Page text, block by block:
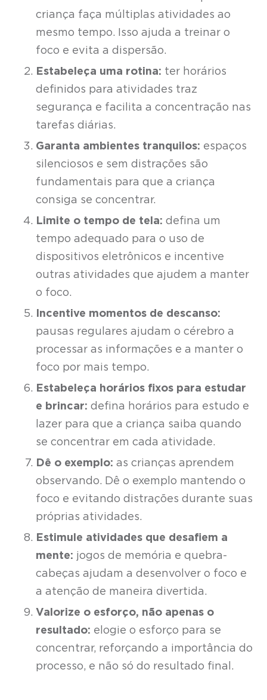
criança faça múltiplas atividades ao
mesmo tempo. Isso ajuda a treinar o
foco e evita a dispersão.
Estabeleça uma rotina: ter horários
definidos para atividades traz
segurança e facilita a concentração nas
tarefas diárias.
Garanta ambientes tranquilos: espaços
silenciosos e sem distrações são
fundamentais para que a criança
consiga se concentrar.
Limite o tempo de tela: defina um
tempo adequado para o uso de
dispositivos eletrônicos e incentive
outras atividades que ajudem a manter
o foco.
Incentive momentos de descanso:
pausas regulares ajudam o cérebro a
processar as informações e a manter o
foco por mais tempo.
Estabeleça horários fixos para estudar
e brincar: defina horários para estudo e
lazer para que a criança saiba quando
se concentrar em cada atividade.
Dê o exemplo: as crianças aprendem
observando. Dê o exemplo mantendo o
foco e evitando distrações durante suas
próprias atividades.
Estimule atividades que desafiem a
mente: jogos de memória e quebra-
cabeças ajudam a desenvolver o foco e
a atenção de maneira divertida.
Valorize o esforço, não apenas o
resultado: elogie o esforço para se
concentrar, reforçando a importância do
processo, e não só do resultado final.